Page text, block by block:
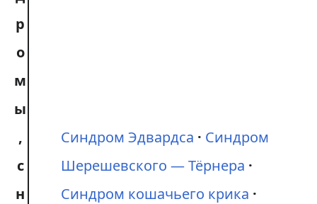
р
о
м
ы
,
с
н
Синдром Эдвардса
Синдром
Шерешевского — Тёрнера
Синдром кошачьего крика